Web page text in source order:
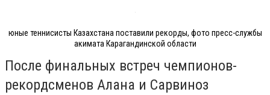
юные теннисисты Казахстана поставили рекорды, фото пресс-службы
акимата Карагандинской области
После финальных встреч чемпионов-
рекордсменов Алана и Сарвиноз